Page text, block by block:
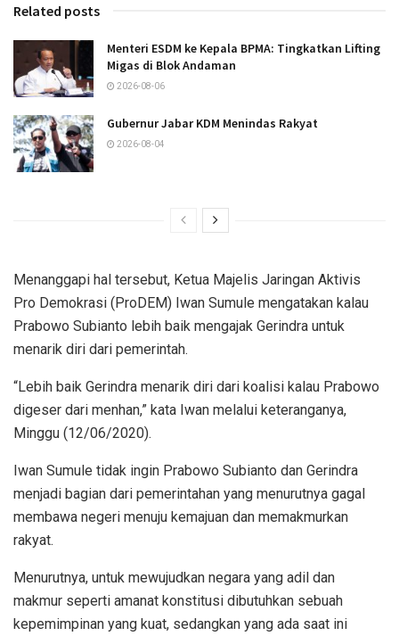
Related posts
Menteri ESDM ke Kepala BPMA: Tingkatkan Lifting
Migas di Blok Andaman
2026-08-06
Gubernur Jabar KDM Menindas Rakyat
2026-08-04
Menanggapi hal tersebut, Ketua Majelis Jaringan Aktivis
Pro Demokrasi (ProDEM) Iwan Sumule mengatakan kalau
Prabowo Subianto lebih baik mengajak Gerindra untuk
menarik diri dari pemerintah.
“Lebih baik Gerindra menarik diri dari koalisi kalau Prabowo
digeser dari menhan,” kata Iwan melalui keteranganya,
Minggu (12/06/2020).
Iwan Sumule tidak ingin Prabowo Subianto dan Gerindra
menjadi bagian dari pemerintahan yang menurutnya gagal
membawa negeri menuju kemajuan dan memakmurkan
rakyat.
Menurutnya, untuk mewujudkan negara yang adil dan
makmur seperti amanat konstitusi dibutuhkan sebuah
kepemimpinan yang kuat, sedangkan yang ada saat ini